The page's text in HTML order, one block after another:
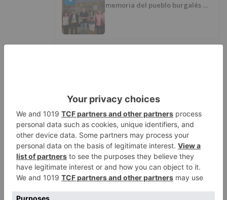
memoria del pueblo burgalés de
El PSOE denuncia que las
piscinas municipales de Burgos
llevan seis meses sin la
desinfección obligatoria contra
plagas
LO ÚLTIMO
Villatoro da el primer paso para